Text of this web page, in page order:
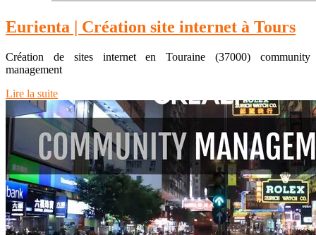
Eurienta | Création site internet à Tours
Création de sites internet en Touraine (37000) community
management
Lire la suite